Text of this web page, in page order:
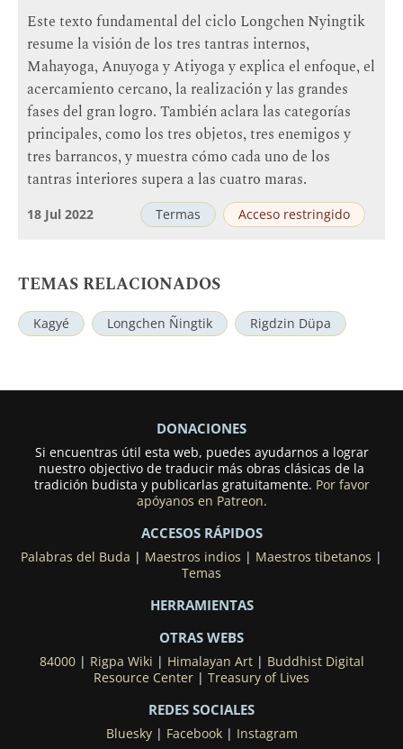
Este texto fundamental del ciclo Longchen Nyingtik
resume la visión de los tres tantras internos,
Mahayoga, Anuyoga y Atiyoga y explica el enfoque, el
acercamiento cercano, la realización y las grandes
fases del gran logro. También aclara las categorías
principales, como los tres objetos, tres enemigos y
tres barrancos, y muestra cómo cada uno de los
tantras interiores supera a las cuatro maras.
Termas Acceso restringido
18 Jul 2022
TEMAS RELACIONADOS
Kagyé Longchen Ñingtik Rigdzin Düpa
DONACIONES
Si encuentras útil esta web, puedes ayudarnos a lograr
nuestro objectivo de traducir más obras clásicas de la
tradición budista y publicarlas gratuitamente. Por favor
apóyanos en Patreon.
ACCESOS RÁPIDOS
Palabras del Buda | Maestros indios | Maestros tibetanos |
Temas
HERRAMIENTAS
OTRAS WEBS
84000| Rigpa Wiki | Himalayan Art| Buddhist Digital
Resource Center | Treasury of Lives
REDES SOCIALES
Bluesky| Facebook| Instagram